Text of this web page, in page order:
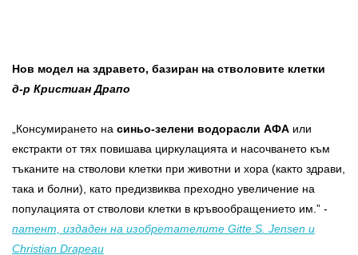
Нов модел на здравето, базиран на стволовите клетки
д-р Кристиан Драпо
„Консумирането на синьо-зелени водорасли АФА или
екстракти от тях повишава циркулацията и насочването към
тъканите на стволови клетки при животни и хора (както здрави,
така и болни), като предизвиква преходно увеличение на
популацията от стволови клетки в кръвообращението им.” -
патент, издаден на изобретателите Gitte S. Jensen и
Christian Drapeau